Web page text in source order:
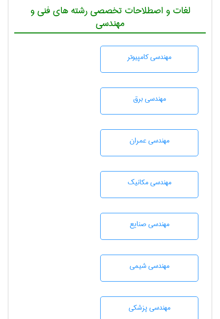
لغات و اصطلاحات تخصصی رشته های فنی و
مهندسی
مهندسی كامپيوتر
مهندسی برق
مهندسی عمران
مهندسی مکانیک
مهندسی صنايع
مهندسي شيمی
مهندسی پزشکی